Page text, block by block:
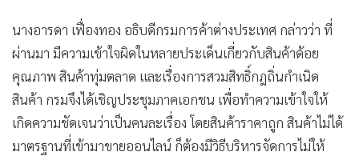
นางอารดา เฟื่องทอง อธิบดีกรมการค้าต่างประเทศ กล่าวว่า ที่
ผ่านมา มีความเข้าใจผิดในหลายประเด็นเกี่ยวกับสินค้าด้อย
คุณภาพ สินค้าทุ่มตลาด และเรื่องการสวมสิทธิ์กฎถิ่นกำเนิด
สินค้า กรมจึงได้เชิญประชุมภาคเอกชน เพื่อทำความเข้าใจให้
เกิดความชัดเจนว่าเป็นคนละเรื่อง โดยสินค้าราคาถูก สินค้าไม่ได้
มาตรฐานที่เข้ามาขายออนไลน์ ก็ต้องมีวิธีบริหารจัดการไม่ให้